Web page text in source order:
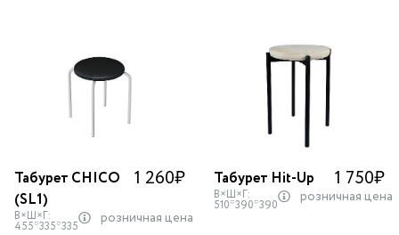
Табурет CHICO
(SL1)
1 260₽
В×Ш×Г:
455*335*335 розничная цена
Табурет Hit-Up 1 750₽
В×Ш×Г:
510*390*390 розничная цена